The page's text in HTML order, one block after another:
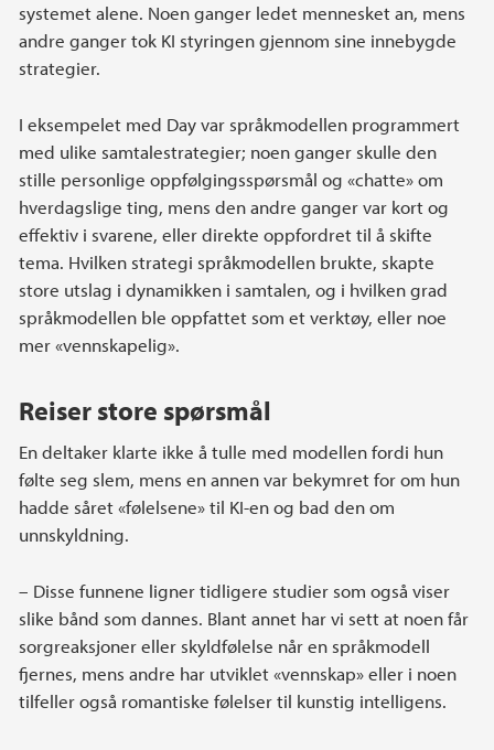
systemet alene. Noen ganger ledet mennesket an, mens
andre ganger tok KI styringen gjennom sine innebygde
strategier.
I eksempelet med Day var språkmodellen programmert
med ulike samtalestrategier; noen ganger skulle den
stille personlige oppfølgingsspørsmål og «chatte» om
hverdagslige ting, mens den andre ganger var kort og
effektiv i svarene, eller direkte oppfordret til å skifte
tema. Hvilken strategi språkmodellen brukte, skapte
store utslag i dynamikken i samtalen, og i hvilken grad
språkmodellen ble oppfattet som et verktøy, eller noe
mer «vennskapelig».
Reiser store spørsmål
En deltaker klarte ikke å tulle med modellen fordi hun
følte seg slem, mens en annen var bekymret for om hun
hadde såret «følelsene» til KI-en og bad den om
unnskyldning.
– Disse funnene ligner tidligere studier som også viser
slike bånd som dannes. Blant annet har vi sett at noen får
sorgreaksjoner eller skyldfølelse når en språkmodell
fjernes, mens andre har utviklet «vennskap» eller i noen
tilfeller også romantiske følelser til kunstig intelligens.